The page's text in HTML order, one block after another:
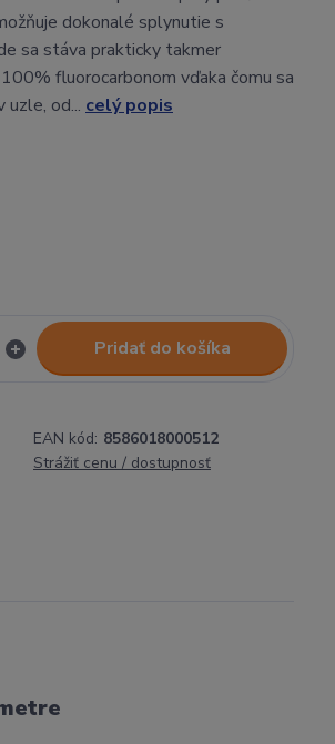
dokonalé splynutie s
sa stáva prakticky takmer
fluorocarbonom vďaka čomu sa
od... celý popis
Pridať do košíka
EAN kód: 8586018000512
Strážiť cenu / dostupnosť